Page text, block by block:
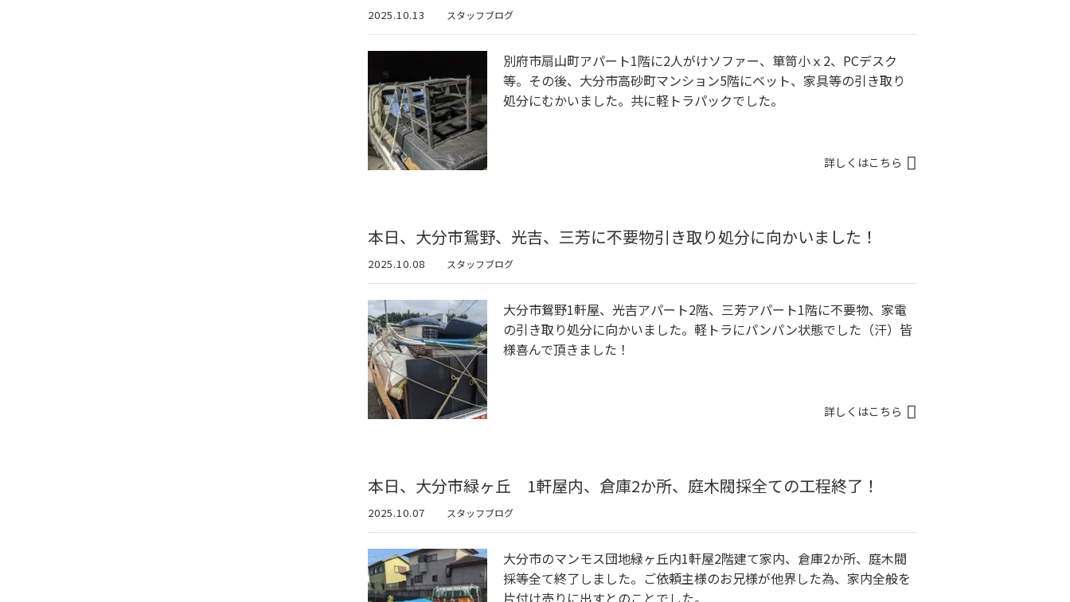
2025.10.13 スタッフブログ
別府市扇山町アパート1階に2人がけソファー、箪笥小ｘ2、PCデスク
等。その後、大分市高砂町マンション5階にベット、家具等の引き取り
処分にむかいました。共に軽トラパックでした。
詳しくはこちら
本日、大分市鴛野、光吉、三芳に不要物引き取り処分に向かいました！
2025.10.08 スタッフブログ
大分市鴛野1軒屋、光吉アパート2階、三芳アパート1階に不要物、家電
の引き取り処分に向かいました。軽トラにパンパン状態でした（汗）皆
様喜んで頂きました！
詳しくはこちら
本日、大分市緑ヶ丘 1軒屋内、倉庫2か所、庭木閥採全ての工程終了！
2025.10.07 スタッフブログ
大分市のマンモス団地緑ヶ丘内1軒屋2階建て家内、倉庫2か所、庭木閥
採等全て終了しました。ご依頼主様のお兄様が他界した為、家内全般を
片付け売りに出すとのことでした。